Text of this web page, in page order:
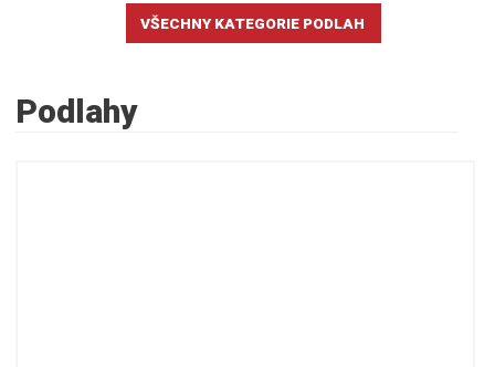
VŠECHNY KATEGORIE PODLAH
Podlahy